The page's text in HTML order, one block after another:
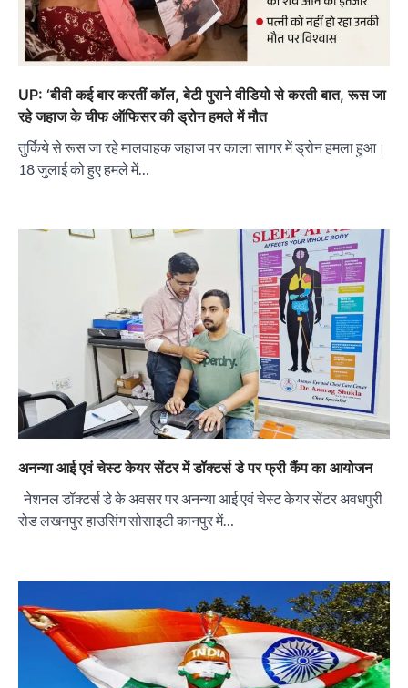
UP: ‘बीवी कई बार करतीं कॉल, बेटी पुराने वीडियो से करती बात, रूस जा
रहे जहाज के चीफ ऑफिसर की ड्रोन हमले में मौत
तुर्किये से रूस जा रहे मालवाहक जहाज पर काला सागर में ड्रोन हमला हुआ।
18 जुलाई को हुए हमले में…
अनन्या आई एवं चेस्ट केयर सेंटर में डॉक्टर्स डे पर फ्री कैंप का आयोजन
नेशनल डॉक्टर्स डे के अवसर पर अनन्या आई एवं चेस्ट केयर सेंटर अवधपुरी
रोड लखनपुर हाउसिंग सोसाइटी कानपुर में…